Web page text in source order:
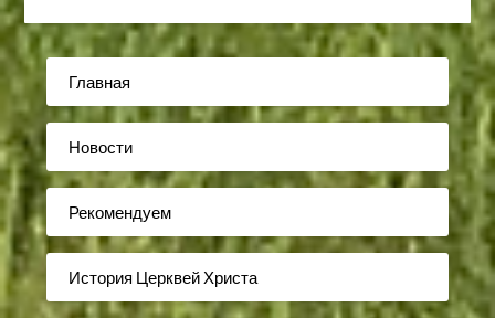
Главная
Новости
Рекомендуем
История Церквей Христа